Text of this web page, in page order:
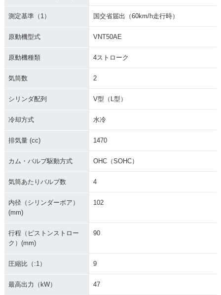
測定基準（1） 国交省届出（60km/h走行時）
原動機型式 VNT50AE
原動機種類 4ストローク
気筒数 2
シリンダ配列 V型（L型）
冷却方式 水冷
排気量 (cc) 1470
カム・バルブ駆動方式 OHC（SOHC）
気筒あたりバルブ数 4
内径（シリンダーボア）
(mm)
102
行程（ピストンストロー
ク）(mm)
90
圧縮比（:1） 9
最高出力（kW） 47